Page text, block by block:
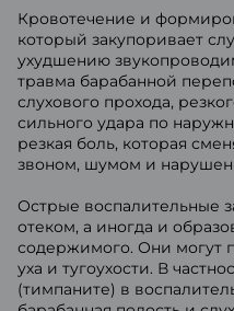
Кровотечение и
который закупоривает
ухудшению
травма барабанной
слухового прохода,
сильного удара по
резкая боль, которая
звоном, шумом и
Острые воспалительные
отеком, а иногда и
содержимого. Они могут
уха и тугоухости. В
(тимпаните) в